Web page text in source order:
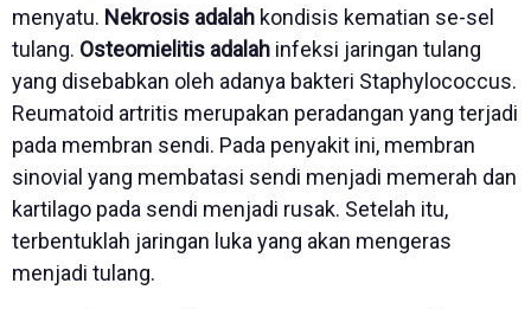
menyatu. Nekrosis adalah kondisis kematian se-sel
tulang. Osteomielitis adalah infeksi jaringan tulang
yang disebabkan oleh adanya bakteri Staphylococcus.
Reumatoid artritis merupakan peradangan yang terjadi
pada membran sendi. Pada penyakit ini, membran
sinovial yang membatasi sendi menjadi memerah dan
kartilago pada sendi menjadi rusak. Setelah itu,
terbentuklah jaringan luka yang akan mengeras
menjadi tulang.